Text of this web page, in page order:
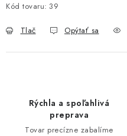
Kód tovaru: 39
Tlač Opýtať sa
Rýchla a spoľahlivá
preprava
Tovar precízne zabalíme